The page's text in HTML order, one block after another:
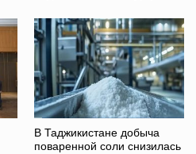
В Таджикистане добыча
поваренной соли снизилась